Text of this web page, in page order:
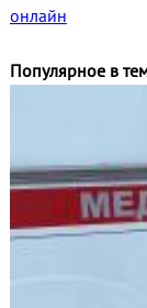
онлайн
Популярное в